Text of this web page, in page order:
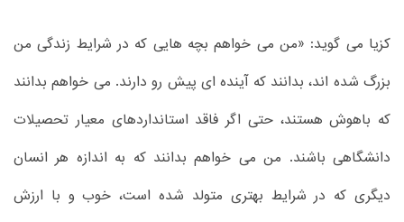
کزیا می گوید: «من می خواهم بچه هایی که در شرایط زندگی من
بزرگ شده اند، بدانند که آینده ای پیش رو دارند. می خواهم بدانند
که باهوش هستند، حتی اگر فاقد استانداردهای معیار تحصیلات
دانشگاهی باشند. من می خواهم بدانند که به اندازه هر انسان
دیگری که در شرایط بهتری متولد شده است، خوب و با ارزش